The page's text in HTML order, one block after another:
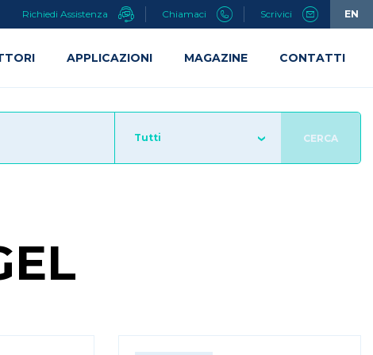
Tutti CERCA
Richiedi Assistenza Chiamaci Scrivici EN
APPLICAZIONI MAGAZINE CONTATTI